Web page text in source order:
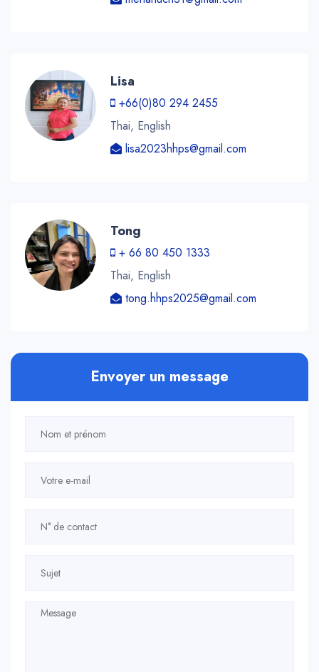
Lisa
+66(0)80 294 2455
Thai, English
lisa2023hhps@gmail.com
Tong
+ 66 80 450 1333
Thai, English
tong.hhps2025@gmail.com
Envoyer un message